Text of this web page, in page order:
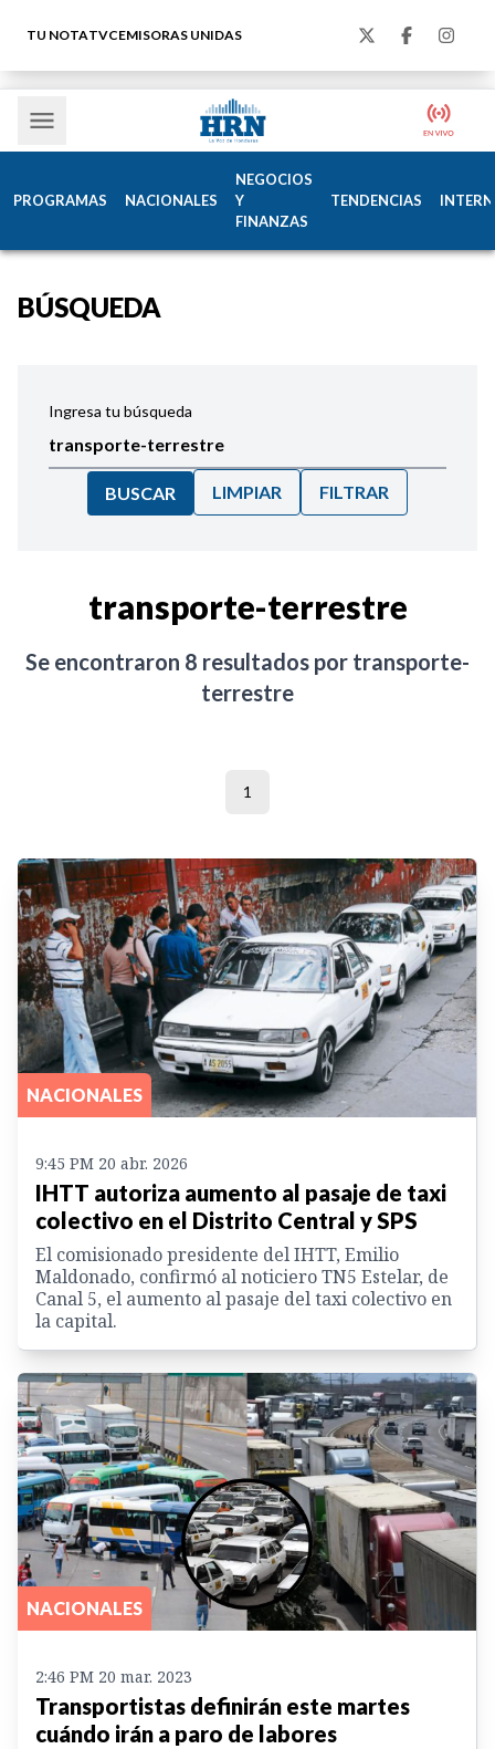
TU NOTATVCEMISORAS UNIDAS
PROGRAMAS NACIONALES
NEGOCIOS
Y
FINANZAS
TENDENCIAS
BÚSQUEDA
Ingresa tu búsqueda
BUSCAR LIMPIAR FILTRAR
transporte-terrestre
Se encontraron 8 resultados por transporte-
terrestre
1
NACIONALES
9:45 PM 20 abr. 2026
IHTT autoriza aumento al pasaje de taxi
colectivo en el Distrito Central y SPS
El comisionado presidente del IHTT, Emilio
Maldonado, confirmó al noticiero TN5 Estelar, de
Canal 5, el aumento al pasaje del taxi colectivo en
la capital.
NACIONALES
2:46 PM 20 mar. 2023
Transportistas definirán este martes
cuándo irán a paro de labores